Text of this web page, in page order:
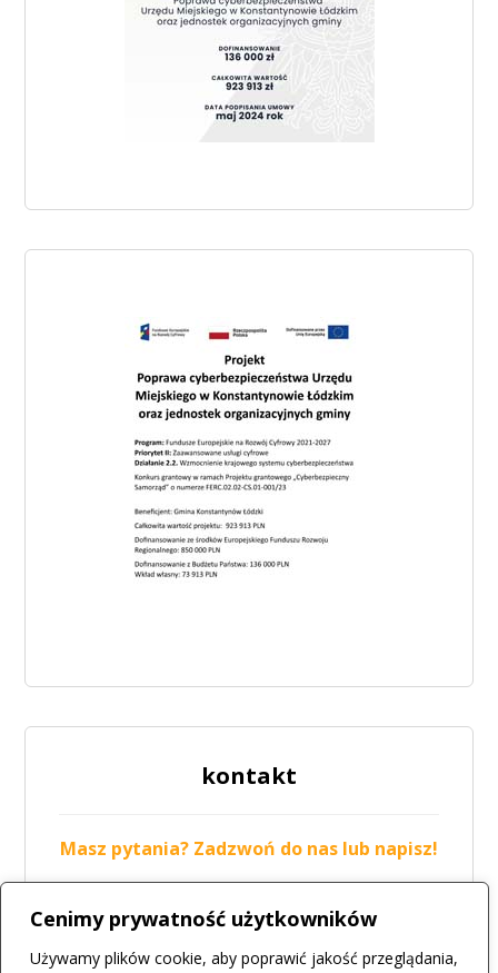
Cenimy prywatność użytkowników
Używamy plików cookie, aby poprawić jakość przeglądania,
kontakt
Masz pytania? Zadzwoń do nas lub napisz!
mail:
biuro@csir.konstantynow.pl